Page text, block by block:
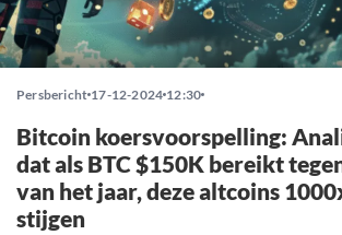
Persbericht 17-12-2024 12:30
Bitcoin koersvoorspelling:
dat als BTC $150K bereikt
van het jaar, deze altcoins
stijgen